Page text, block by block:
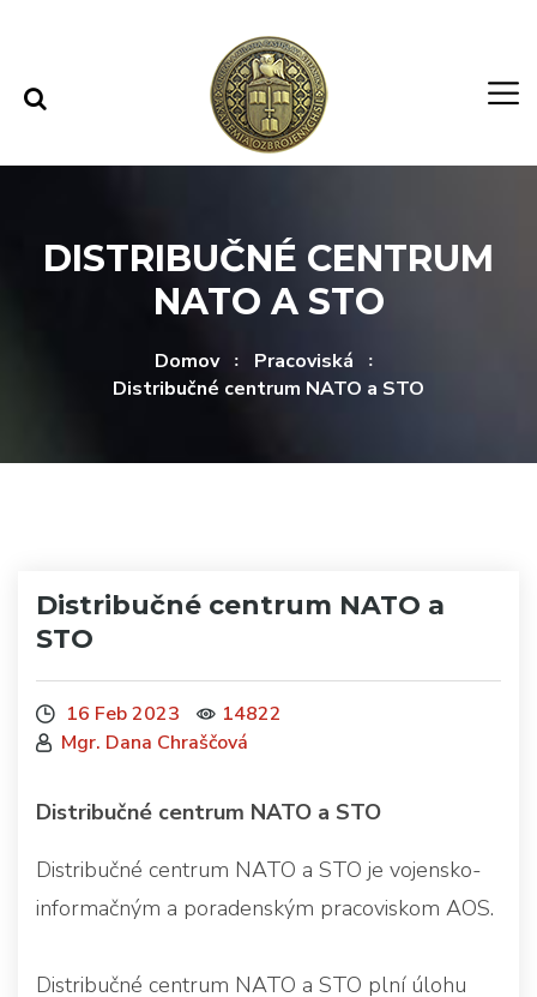
DISTRIBUČNÉ CENTRUM
NATO A STO
Domov
Pracoviská
Distribučné centrum NATO a STO
Distribučné centrum NATO a
STO
16 Feb 2023
14822
Mgr. Dana Chraščová
Distribučné centrum NATO a STO
Distribučné centrum NATO a STO je vojensko-
informačným a poradenským pracoviskom AOS.
Distribučné centrum NATO a STO plní úlohu